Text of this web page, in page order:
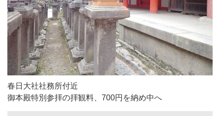
春日大社社務所付近
御本殿特別参拝の拝観料、700円を納め中へ